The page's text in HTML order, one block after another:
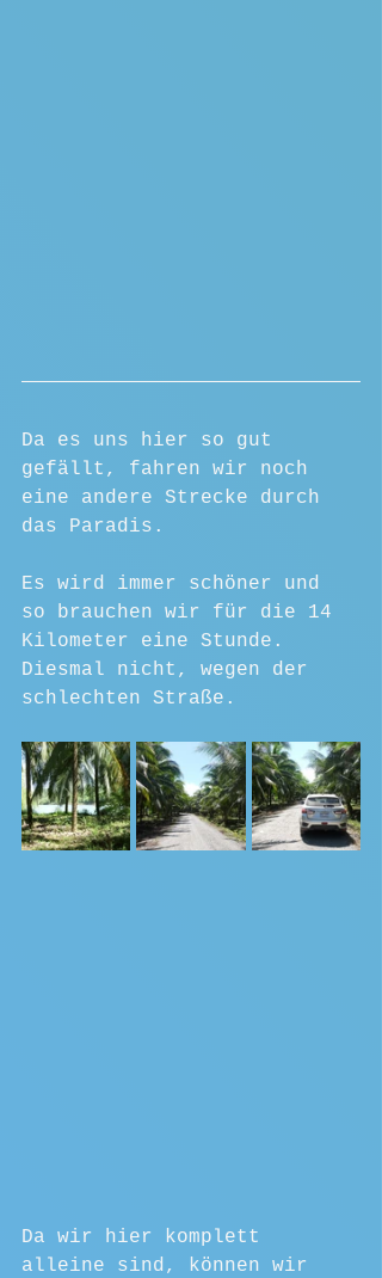
Da es uns hier so gut
gefällt, fahren wir noch
eine andere Strecke durch
das Paradis.
Es wird immer schöner und
so brauchen wir für die 14
Kilometer eine Stunde.
Diesmal nicht, wegen der
schlechten Straße.
Da wir hier komplett
alleine sind, können wir